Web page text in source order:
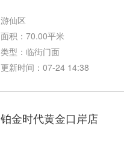
游仙区
面积：70.00平米
类型：临街门面
更新时间：07-24 14:38
铂金时代黄金口岸店